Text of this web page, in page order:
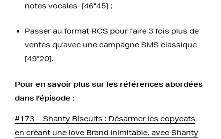
notes vocales [46”45] ;
Passer au format RCS pour faire 3 fois plus de
ventes qu’avec une campagne SMS classique
[49”20].
Pour en savoir plus sur les références abordées
dans l’épisode :
#173 – Shanty Biscuits : Désarmer les copycats
en créant une love Brand inimitable, avec Shanty